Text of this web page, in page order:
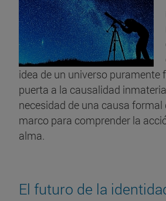
idea de un universo puramente
puerta a la causalidad
necesidad de una causa formal
marco para comprender la
alma.
El futuro de la